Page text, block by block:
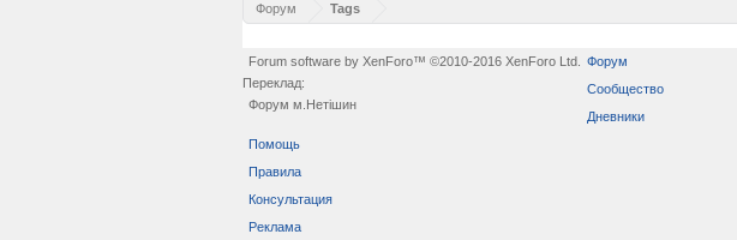
Форум Tags
Forum software by XenForo™ ©2010-2016 XenForo Ltd.
Переклад:
Форум м.Нетішин
Форум
Сообщество
Дневники
Помощь
Правила
Консультация
Реклама